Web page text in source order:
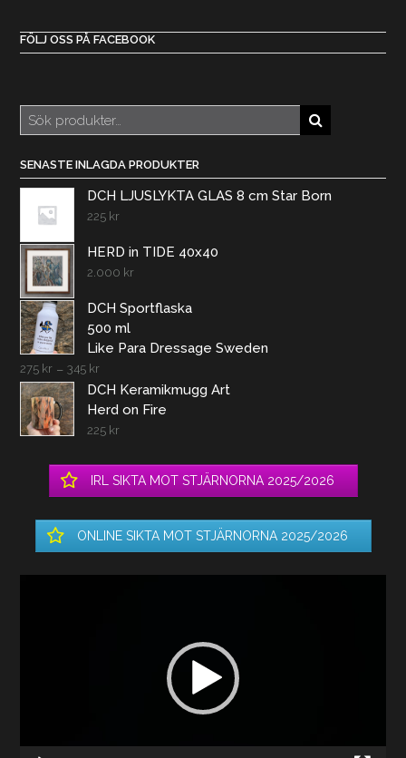
FÖLJ OSS PÅ FACEBOOK
Sök
efter:
SENASTE INLAGDA PRODUKTER
DCH LJUSLYKTA GLAS 8 cm Star Born
225 kr
HERD in TIDE 40x40
2.000 kr
DCH Sportflaska
500 ml
Like Para Dressage Sweden
275 kr – 345 kr
DCH Keramikmugg Art
Herd on Fire
225 kr
IRL SIKTA MOT STJÄRNORNA 2025/2026
ONLINE SIKTA MOT STJÄRNORNA 2025/2026